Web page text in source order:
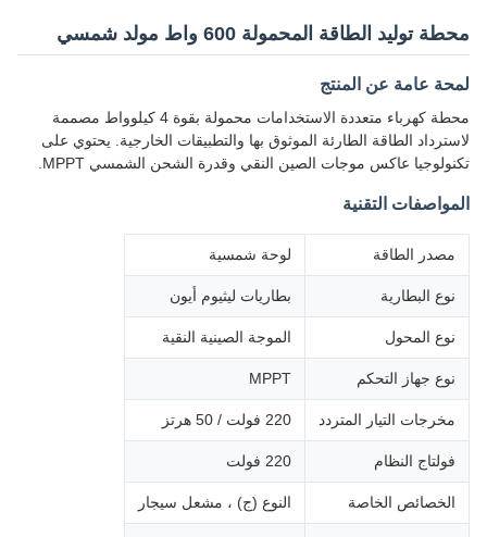
محطة توليد الطاقة المحمولة 600 واط مولد شمسي
لمحة عامة عن المنتج
محطة كهرباء متعددة الاستخدامات محمولة بقوة 4 كيلوواط مصممة
لاسترداد الطاقة الطارئة الموثوق بها والتطبيقات الخارجية. يحتوي على
تكنولوجيا عاكس موجات الصين النقي وقدرة الشحن الشمسي MPPT.
المواصفات التقنية
مصدر الطاقة لوحة شمسية
نوع البطارية بطاريات ليثيوم أيون
نوع المحول الموجة الصينية النقية
نوع جهاز التحكم MPPT
مخرجات التيار المتردد 220 فولت / 50 هرتز
فولتاج النظام 220 فولت
الخصائص الخاصة النوع (ج) ، مشعل سيجار